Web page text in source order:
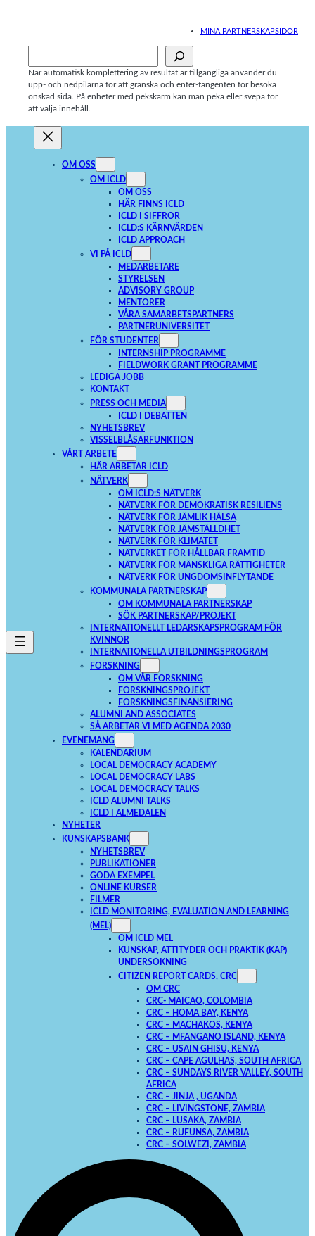
MINA PARTNERSKAPSIDOR
När automatisk komplettering av resultat är tillgängliga använder du
upp- och nedpilarna för att granska och enter-tangenten för besöka
önskad sida. På enheter med pekskärm kan man peka eller svepa för
att välja innehåll.
OM OSS
OM ICLD
OM OSS
HÄR FINNS ICLD
ICLD I SIFFROR
ICLD:S KÄRNVÄRDEN
ICLD APPROACH
VI PÅ ICLD
MEDARBETARE
STYRELSEN
ADVISORY GROUP
MENTORER
VÅRA SAMARBETSPARTNERS
PARTNERUNIVERSITET
FÖR STUDENTER
INTERNSHIP PROGRAMME
FIELDWORK GRANT PROGRAMME
LEDIGA JOBB
KONTAKT
PRESS OCH MEDIA
ICLD I DEBATTEN
NYHETSBREV
VISSELBLÅSARFUNKTION
VÅRT ARBETE
HÄR ARBETAR ICLD
NÄTVERK
OM ICLD:S NÄTVERK
NÄTVERK FÖR DEMOKRATISK RESILIENS
NÄTVERK FÖR JÄMLIK HÄLSA
NÄTVERK FÖR JÄMSTÄLLDHET
NÄTVERK FÖR KLIMATET
NÄTVERKET FÖR HÅLLBAR FRAMTID
NÄTVERK FÖR MÄNSKLIGA RÄTTIGHETER
NÄTVERK FÖR UNGDOMSINFLYTANDE
KOMMUNALA PARTNERSKAP
OM KOMMUNALA PARTNERSKAP
SÖK PARTNERSKAP/PROJEKT
INTERNATIONELLT LEDARSKAPSPROGRAM FÖR
KVINNOR
INTERNATIONELLA UTBILDNINGSPROGRAM
FORSKNING
OM VÅR FORSKNING
FORSKNINGSPROJEKT
FORSKNINGSFINANSIERING
ALUMNI AND ASSOCIATES
SÅ ARBETAR VI MED AGENDA 2030
EVENEMANG
KALENDARIUM
LOCAL DEMOCRACY ACADEMY
LOCAL DEMOCRACY LABS
LOCAL DEMOCRACY TALKS
ICLD ALUMNI TALKS
ICLD I ALMEDALEN
NYHETER
KUNSKAPSBANK
NYHETSBREV
PUBLIKATIONER
GODA EXEMPEL
ONLINE KURSER
FILMER
ICLD MONITORING, EVALUATION AND LEARNING
(MEL)
OM ICLD MEL
KUNSKAP, ATTITYDER OCH PRAKTIK (KAP)
UNDERSÖKNING
CITIZEN REPORT CARDS, CRC
OM CRC
CRC- MAICAO, COLOMBIA
CRC – HOMA BAY, KENYA
CRC – MACHAKOS, KENYA
CRC – MFANGANO ISLAND, KENYA
CRC – USAIN GHISU, KENYA
CRC – CAPE AGULHAS, SOUTH AFRICA
CRC – SUNDAYS RIVER VALLEY, SOUTH
AFRICA
CRC – JINJA , UGANDA
CRC – LIVINGSTONE, ZAMBIA
CRC – LUSAKA, ZAMBIA
CRC – RUFUNSA, ZAMBIA
CRC – SOLWEZI, ZAMBIA